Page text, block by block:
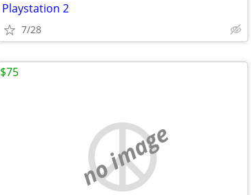
Playstation 2
7/28
no image
$75